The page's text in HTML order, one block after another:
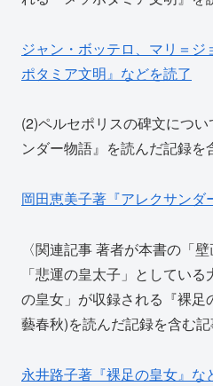
ジャン・ボッテロ、マリ＝
ポタミア文明』などを読了
(2)ペルセポリスの碑文につ
ンダー物語』を読んだ記録を
岡田恵美子著『アレクサンダ
〈関連記事 著者が本書の「
「悲運の皇太子」としてい
の皇女」が収録される『裸足
藝春秋)を読んだ記録を含む記
永井路子著『裸足の皇女』な